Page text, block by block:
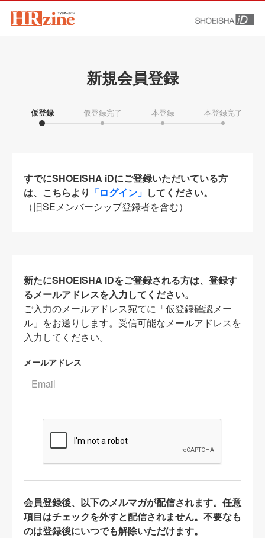
新規会員登録
仮登録 仮登録完了 本登録 本登録完了
すでにSHOEISHA iDにご登録いただいている方
は、こちらより 「ログイン」 してください。
（旧SEメンバーシップ登録者を含む）
新たにSHOEISHA iDをご登録される方は、登録す
るメールアドレスを入力してください。
ご入力のメールアドレス宛てに「仮登録確認メー
ル」をお送りします。受信可能なメールアドレスを
入力してください。
メールアドレス
会員登録後、以下のメルマガが配信されます。任意
項目はチェックを外すと配信されません。不要なも
のは登録後にいつでも解除いただけます。